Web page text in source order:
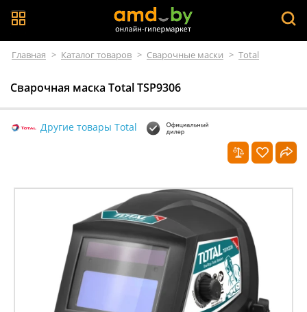
Главная > Каталог товаров > Сварочные маски > Total
Сварочная маска Total TSP9306
Другие товары Total